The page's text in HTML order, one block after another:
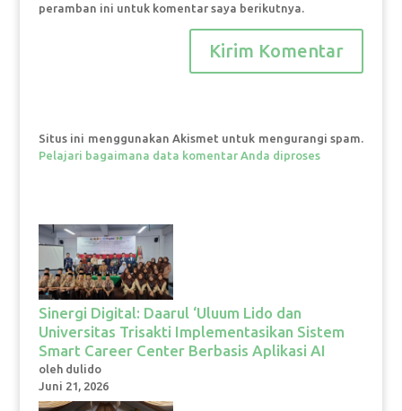
peramban ini untuk komentar saya berikutnya.
Situs ini menggunakan Akismet untuk mengurangi spam.
Pelajari bagaimana data komentar Anda diproses
Sinergi Digital: Daarul ‘Uluum Lido dan
Universitas Trisakti Implementasikan Sistem
Smart Career Center Berbasis Aplikasi AI
oleh dulido
Juni 21, 2026